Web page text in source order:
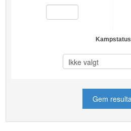
Kampstatus